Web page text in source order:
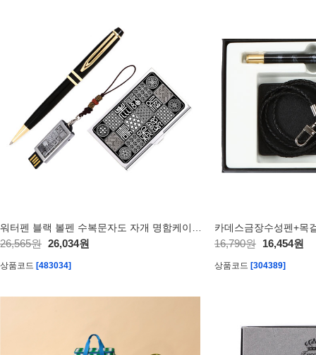
26,565원 26,034원
상품코드 [483034]
카데스금장수성펜+목
16,790원 16,454원
상품코드 [304389]